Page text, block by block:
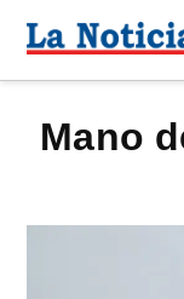
Para
contenido
mano